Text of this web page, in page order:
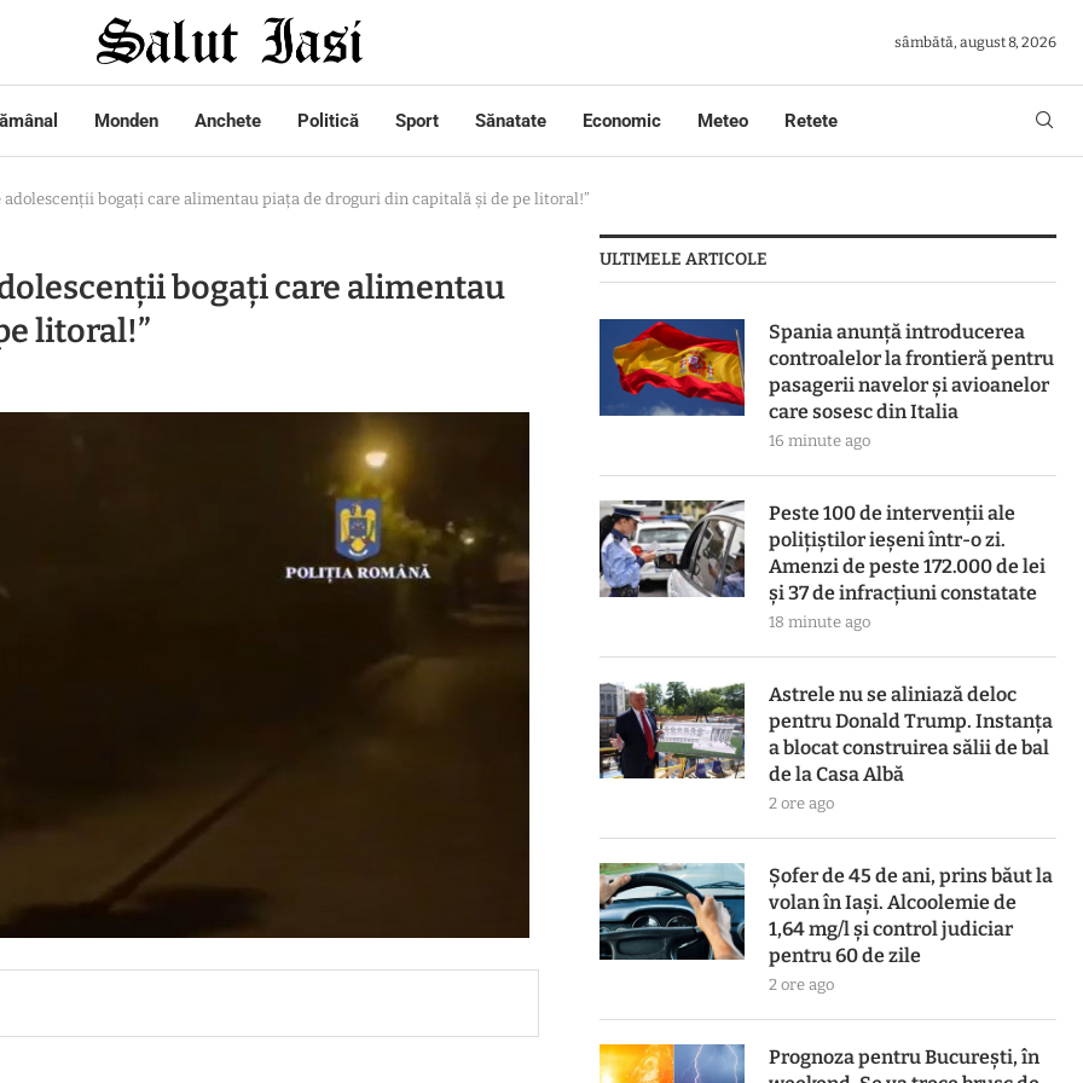
sâmbătă, august 8, 2026
Monden Anchete Politică Sport Sănatate Economic Meteo Retete
adolescenții bogați care alimentau piața de droguri din capitală și de pe litoral!”
bogați care alimentau
litoral!”
ULTIMELE ARTICOLE
Spania anunță introducerea
controalelor la frontieră pentru
pasagerii navelor și avioanelor
care sosesc din Italia
16 minute ago
Peste 100 de intervenții ale
polițiștilor ieșeni într-o zi.
Amenzi de peste 172.000 de lei
și 37 de infracțiuni constatate
18 minute ago
Astrele nu se aliniază deloc
pentru Donald Trump. Instanța
a blocat construirea sălii de bal
de la Casa Albă
2 ore ago
Șofer de 45 de ani, prins băut la
volan în Iași. Alcoolemie de
1,64 mg/l și control judiciar
pentru 60 de zile
2 ore ago
Prognoza pentru București, în